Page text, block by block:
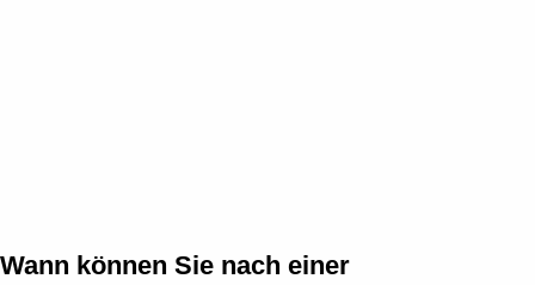
Wann können Sie nach einer